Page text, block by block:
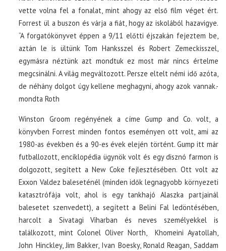
vette volna fel a fonalat, mint ahogy az első film véget ért.
Forrest ül a buszon és várja a fiát, hogy az iskolából hazavigye.
“A forgatókönyvet éppen a 9/11 előtti éjszakán fejeztem be,
aztán le is ültünk Tom Hanksszel és Robert Zemeckisszel,
egymásra néztünk azt mondtuk ez most már nincs értelme
megcsinálni. A világ megváltozott. Persze eltelt némi idő azóta,
de néhány dolgot úgy kellene meghagyni, ahogy azok vannak.-
mondta Roth
Winston Groom regényének a címe Gump and Co. volt, a
könyvben Forrest minden fontos eseményen ott volt, ami az
1980-as években és a 90-es évek elején történt. Gump itt már
futballozott, enciklopédia ügynök volt és egy disznó farmon is
dolgozott, segített a New Coke fejlesztésében. Ott volt az
Exxon Valdez baleseténél (minden idők legnagyobb környezeti
katasztrófája volt, ahol is egy tankhajó Alaszka partjainál
balesetet szenvedett), a segített a Belini Fal ledöntésében,
harcolt a Sivatagi Viharban és neves személyekkel is
találkozott, mint Colonel Oliver North, Khomeini Ayatollah,
John Hinckley, Jim Bakker, Ivan Boesky, Ronald Reagan, Saddam